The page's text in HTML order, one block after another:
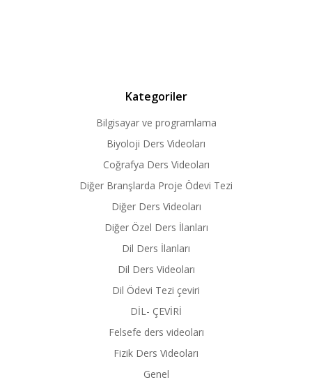
Kategoriler
Bilgisayar ve programlama
Biyoloji Ders Videoları
Coğrafya Ders Videoları
Diğer Branşlarda Proje Ödevi Tezi
Diğer Ders Videoları
Diğer Özel Ders İlanları
Dil Ders İlanları
Dil Ders Videoları
Dil Ödevi Tezi çeviri
DİL- ÇEVİRİ
Felsefe ders videoları
Fizik Ders Videoları
Genel